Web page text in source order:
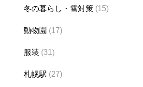
冬の暮らし・雪対策 (15)
動物園 (17)
服装 (31)
札幌駅 (27)